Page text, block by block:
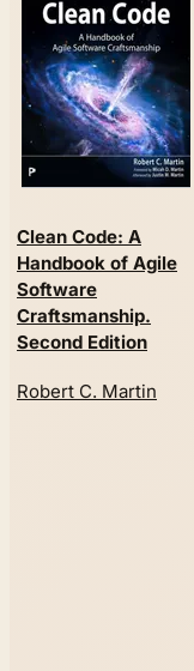
Clean Code: A
Handbook of Agile
Software
Craftsmanship.
Second Edition
Robert C. Martin